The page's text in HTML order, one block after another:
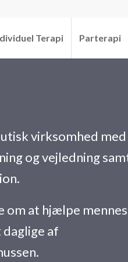
Terapi Parterapi
virksomhed med
og vejledning
om at hjælpe
daglige af